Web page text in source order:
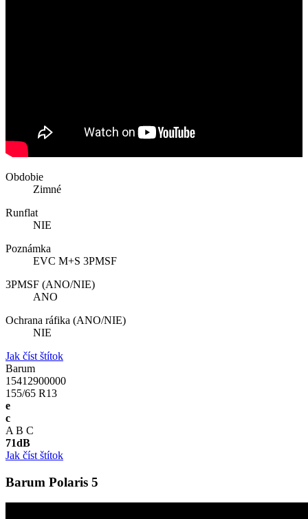
Obdobie
Zimné
Runflat
NIE
Poznámka
EVC M+S 3PMSF
3PMSF (ANO/NIE)
ANO
Ochrana ráfika (ANO/NIE)
NIE
Jak číst štítok
Barum
15412900000
155/65 R13
e
c
A B C
71dB
Jak číst štítok
Barum Polaris 5